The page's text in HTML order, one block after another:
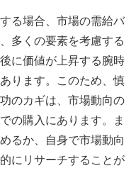
る場合、市場の需給バ
多くの要素を考慮する
に価値が上昇する腕時
ります。このため、慎
のカギは、市場動向の
の購入にあります。ま
るか、自身で市場動向
にリサーチすることが